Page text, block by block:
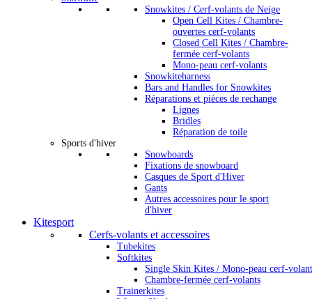
Snowkites / Cerf-volants de Neige
Open Cell Kites / Chambre-
ouvertes cerf-volants
Closed Cell Kites / Chambre-
fermée cerf-volants
Mono-peau cerf-volants
Snowkiteharness
Bars and Handles for Snowkites
Réparations et pièces de rechange
Lignes
Bridles
Réparation de toile
Sports d'hiver
Snowboards
Fixations de snowboard
Casques de Sport d'Hiver
Gants
Autres accessoires pour le sport
d'hiver
Kitesport
Cerfs-volants et accessoires
Tubekites
Softkites
Single Skin Kites / Mono-peau cerf-
Chambre-fermée cerf-volants
Trainerkites